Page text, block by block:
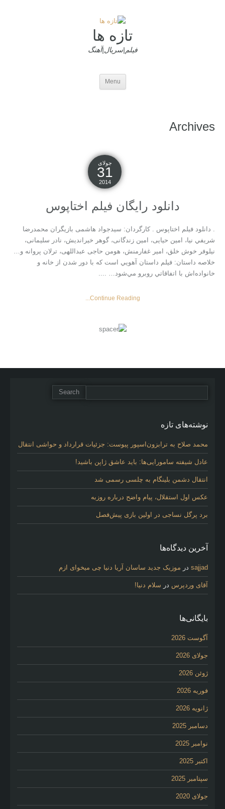
تازه ها
فیلم|سریال|آهنگ
Menu
Archives
جولای
31
2014
دانلود رایگان فیلم اختاپوس
. دانلود فیلم اختاپوس . کارگردان: سیدجواد هاشمی بازیگران محمدرضا
شريفي نيا، امین حیایی، امین زندگانی، گوهر خیراندیش، نادر سلیمانی،
نیلوفر خوش خلق، امیر غفارمنش، هومن حاجی عبداللهی، ترلان پروانه و…
خلاصه داستان: فيلم داستان آهويي است كه با دور شدن از خانه و
خانواده‌‌اش با اتفاقاتي روبرو مي‌شود… ....
Continue Reading...
نوشته‌های تازه
محمد صلاح به ترابزون‌اسپور پیوست: جزئیات قرارداد و حواشی انتقال
عادل شیفته سامورایی‌ها: باید عاشق ژاپن باشید!
انتقال دشمن بلینگام به چلسی رسمی شد
عکس اول استقلال، پیام واضح درباره روزبه
برد پرگل نساجی در اولین بازی پیش‌فصل
آخرین دیدگاه‌ها
sajjad در موزیک جدید ساسان آریا دنیا چی میخوای ازم
آقای وردپرس در سلام دنیا!
بایگانی‌ها
آگوست 2026
جولای 2026
ژوئن 2026
فوریه 2026
ژانویه 2026
دسامبر 2025
نوامبر 2025
اکتبر 2025
سپتامبر 2025
جولای 2020